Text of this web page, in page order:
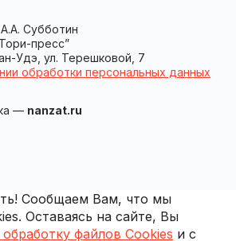
Субботин
пресс”
Удэ, ул. Терешковой, 7
обработки персональных данных
— nanzat.ru
Сообщаем Вам, что мы
Оставаясь на сайте, Вы
файлов Cookies и с